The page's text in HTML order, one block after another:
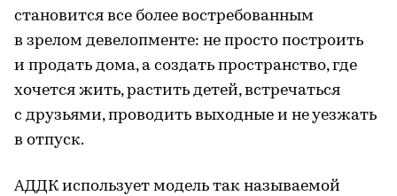
становится все более востребованным
в зрелом девелопменте: не просто построить
и продать дома, а создать пространство, где
хочется жить, растить детей, встречаться
с друзьями, проводить выходные и не уезжать
в отпуск.
АДДК использует модель так называемой